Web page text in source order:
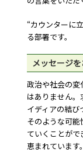
“カウンターに
る部署です。
メッセージ
政治や社会の
はありません
イディアの結
そのような可
ていくことが
恵まれていま